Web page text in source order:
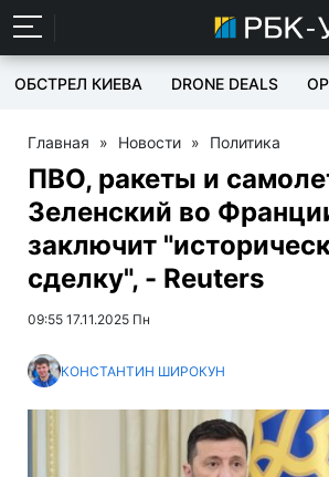
ОБСТРЕЛ КИЕВА DRONE DEALS
Главная » Новости » Политика
ПВО, ракеты и
Зеленский во
заключит
сделку", - Reuters
09:55 17.11.2025 Пн
КОНСТАНТИН ШИРОКУН